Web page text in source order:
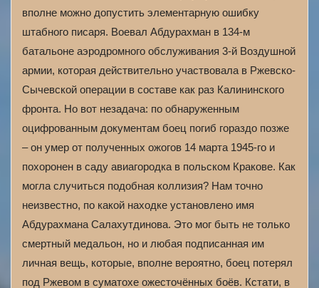
вполне можно допустить элементарную ошибку
штабного писаря. Воевал Абдурахман в 134-м
батальоне аэродромного обслуживания 3-й Воздушной
армии, которая действительно участвовала в Ржевско-
Сычевской операции в составе как раз Калининского
фронта. Но вот незадача: по обнаруженным
оцифрованным документам боец погиб гораздо позже
– он умер от полученных ожогов 14 марта 1945-го и
похоронен в саду авиагородка в польском Кракове. Как
могла случиться подобная коллизия? Нам точно
неизвестно, по какой находке установлено имя
Абдурахмана Салахутдинова. Это мог быть не только
смертный медальон, но и любая подписанная им
личная вещь, которые, вполне вероятно, боец потерял
под Ржевом в суматохе ожесточённых боёв. Кстати, в